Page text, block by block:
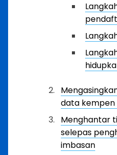
data kempen
Menghantar
selepas
imbasan